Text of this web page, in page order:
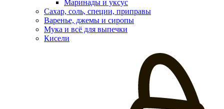
Маринады и уксус
Сахар, соль, специи, приправы
Варенье, джемы и сиропы
Мука и всё для выпечки
Кисели